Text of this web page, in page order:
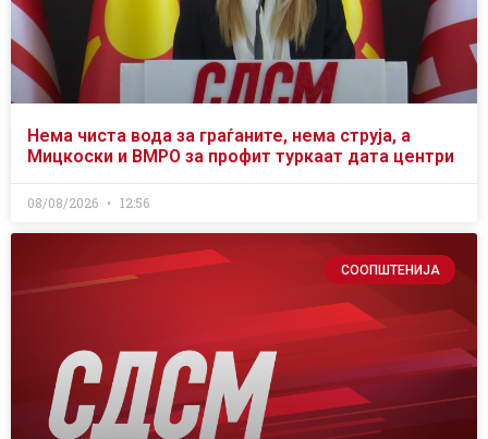
Нема чиста вода за граѓаните, нема струја, а
Мицкоски и ВМРО за профит туркаат дата центри
08/08/2026 12:56
СООПШТЕНИЈА